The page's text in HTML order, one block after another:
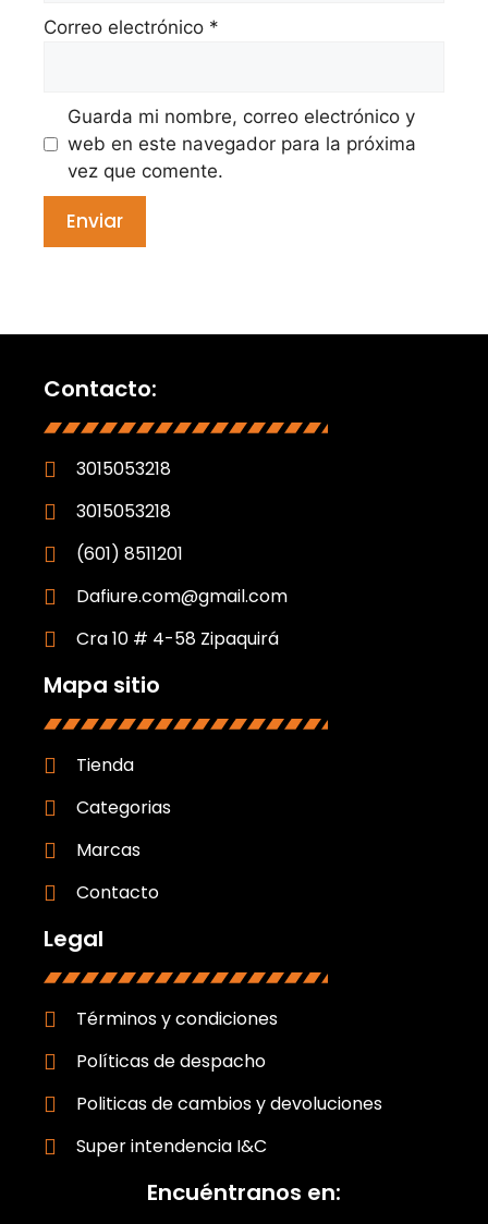
Correo electrónico *
Guarda mi nombre, correo electrónico y
web en este navegador para la próxima
vez que comente.
Contacto:
3015053218
3015053218
(601) 8511201
Dafiure.com@gmail.com
Cra 10 # 4-58 Zipaquirá
Mapa sitio
Tienda
Categorias
Marcas
Contacto
Legal
Términos y condiciones
Políticas de despacho
Politicas de cambios y devoluciones
Super intendencia I&C
Encuéntranos en: